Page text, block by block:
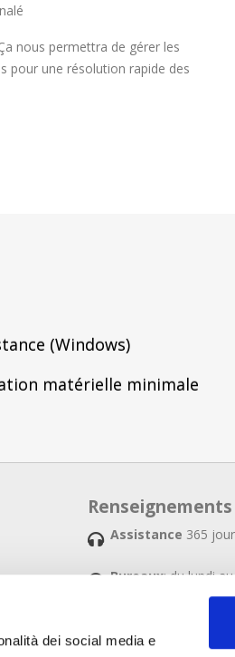
dei social media e
nous permettra de gérer les
pour une résolution rapide des
(Windows)
matérielle minimale
Renseignements
Assistance 365
Bureaux: du lundi
: S.S.